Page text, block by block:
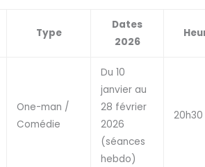
Type
Dates
2026
One-man /
Comédie
Du 10
janvier au
28 février
2026
(séances
hebdo)
20h30